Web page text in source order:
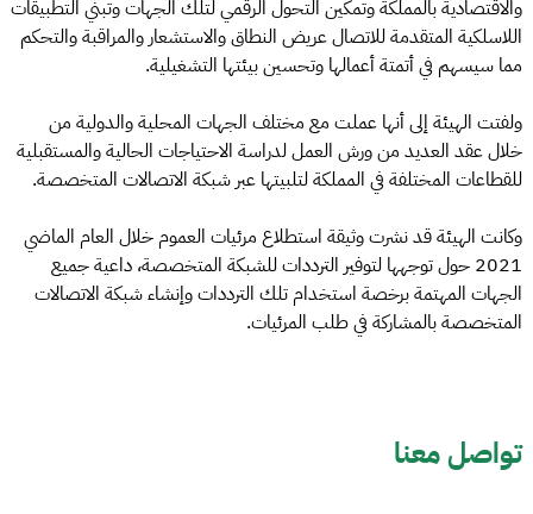
والاقتصادية بالمملكة وتمكين التحول الرقمي لتلك الجهات وتبني التطبيقات
اللاسلكية المتقدمة للاتصال عريض النطاق والاستشعار والمراقبة والتحكم
مما سيسهم في أتمتة أعمالها وتحسين بيئتها التشغيلية.
ولفتت الهيئة إلى أنها عملت مع مختلف الجهات المحلية والدولية من
خلال عقد العديد من ورش العمل لدراسة الاحتياجات الحالية والمستقبلية
للقطاعات المختلفة في المملكة لتلبيتها عبر شبكة الاتصالات المتخصصة.
وكانت الهيئة قد نشرت وثيقة استطلاع مرئيات العموم خلال العام الماضي
2021 حول توجهها لتوفير الترددات للشبكة المتخصصة، داعية جميع
الجهات المهتمة برخصة استخدام تلك الترددات وإنشاء شبكة الاتصالات
المتخصصة بالمشاركة في طلب المرئيات.
تواصل معنا